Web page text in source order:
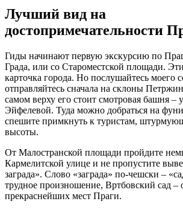
Лучший вид на
достопримечательности
Гиды начинают первую экскурсию по
Града, или со Староместской площади.
карточка города. Но послушайтесь моего
отправляйтесь сначала на склоны
самом верху его стоит смотровая башня –
Эйфелевой. Туда можно добраться на
спешите примкнуть к туристам,
высоты.
От Малостранской площади пройдите
Кармелитской улице и не пропустите
заграда». Слово «заграда» по-чешски –
трудное произношение, Вртбовский сад –
прекраснейших мест Праги.